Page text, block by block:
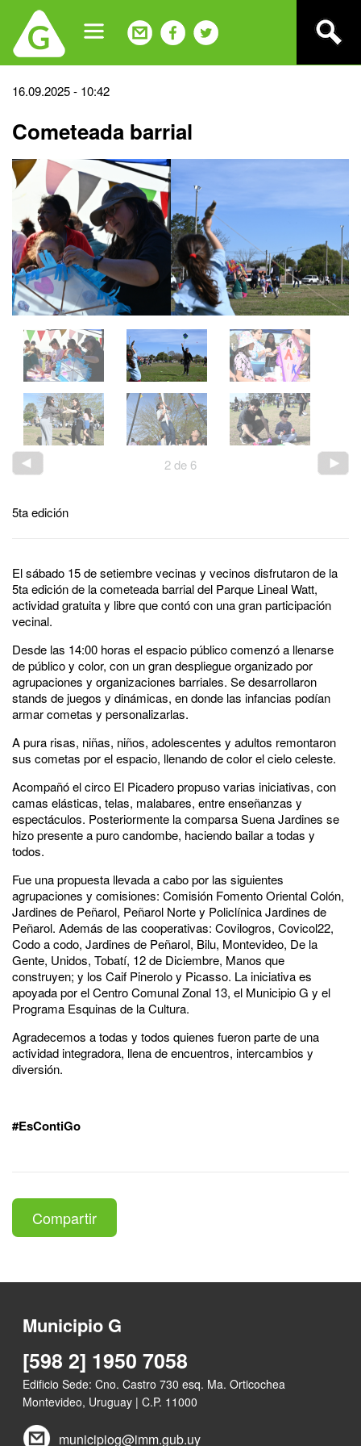
navigation
Back
top
16.09.2025 - 10:42
Cometeada barrial
2de 6
5ta edición
El sábado 15 de setiembre vecinas y vecinos disfrutaron de la
5ta edición de la cometeada barrial del Parque Lineal Watt,
actividad gratuita y libre que contó con una gran participación
vecinal.
Desde las 14:00 horas el espacio público comenzó a llenarse
de público y color, con un gran despliegue organizado por
agrupaciones y organizaciones barriales. Se desarrollaron
stands de juegos y dinámicas, en donde las infancias podían
armar cometas y personalizarlas.
A pura risas, niñas, niños, adolescentes y adultos remontaron
sus cometas por el espacio, llenando de color el cielo celeste.
Acompañó el circo El Picadero propuso varias iniciativas, con
camas elásticas, telas, malabares, entre enseñanzas y
espectáculos. Posteriormente la comparsa Suena Jardines se
hizo presente a puro candombe, haciendo bailar a todas y
todos.
Fue una propuesta llevada a cabo por las siguientes
agrupaciones y comisiones: Comisión Fomento Oriental Colón,
Jardines de Peñarol, Peñarol Norte y Policlínica Jardines de
Peñarol. Además de las cooperativas: Covilogros, Covicol22,
Codo a codo, Jardines de Peñarol, Bilu, Montevideo, De la
Gente, Unidos, Tobatí, 12 de Diciembre, Manos que
construyen; y los Caif Pinerolo y Picasso. La iniciativa es
apoyada por el Centro Comunal Zonal 13, el Municipio G y el
Programa Esquinas de la Cultura.
Agradecemos a todas y todos quienes fueron parte de una
actividad integradora, llena de encuentros, intercambios y
diversión.
#EsContiGo
Compartir
Municipio G
[598 2] 1950 7058
Edificio Sede: Cno. Castro 730 esq. Ma. Orticochea
Montevideo, Uruguay | C.P. 11000
municipiog@imm.gub.uy